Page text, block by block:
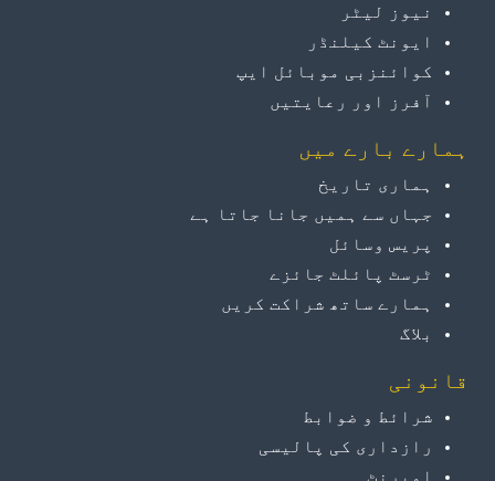
نیوز لیٹر
ایونٹ کیلنڈر
کوائنزبی موبائل ایپ
آفرز اور رعایتیں
ہمارے بارے میں
ہماری تاریخ
جہاں سے ہمیں جانا جاتا ہے
پریس وسائل
ٹرسٹ پائلٹ جائزے
ہمارے ساتھ شراکت کریں
بلاگ
قانونی
شرائط و ضوابط
رازداری کی پالیسی
امپرنٹ